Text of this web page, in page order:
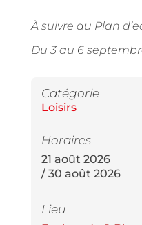
À suivre au Plan
Du 3 au 6
Catégorie
Loisirs
Horaires
21 août 2026
/ 30 août 2026
Lieu